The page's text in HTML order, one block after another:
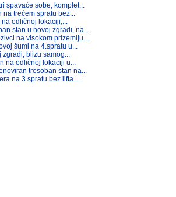
spavaće sobe, komplet...
trećem spratu bez...
na odličnoj lokaciji,...
stan u novoj zgradi, na...
na visokom prizemlju....
šumi na 4.spratu u...
zgradi, blizu samog...
na odličnoj lokaciji u...
trosoban stan na...
na 3.spratu bez lifta....